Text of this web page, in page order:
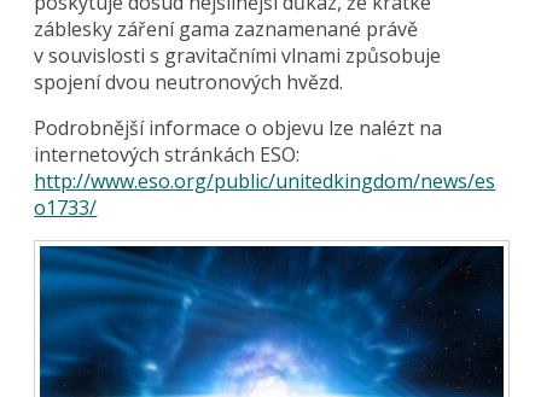
záblesky záření gama zaznamenané právě
v souvislosti s gravitačními vlnami způsobuje
spojení dvou neutronových hvězd.
Podrobnější informace o objevu lze nalézt na
internetových stránkách ESO:
http://www.eso.org/public/unitedkingdom/news/es
o1733/